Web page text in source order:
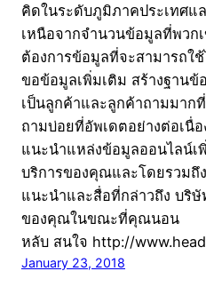
คิดในระดับภูมิภาคประเทศแ
เหนือจากจำนวนข้อมูลที่พวก
ต้องการข้อมูลที่จะสามารถใ
ขอข้อมูลเพิ่มเติม สร้างฐานข้
เป็นลูกค้าและลูกค้าถามมา
ถามบ่อยที่อัพเดตอย่างต่อเนื่
แนะนำแหล่งข้อมูลออนไลน์
บริการของคุณและโดยรวมถึ
แนะนำและสื่อที่กล่าวถึง บริ
ของคุณในขณะที่คุณนอน
หลับ สนใจ http://
January 23, 2018